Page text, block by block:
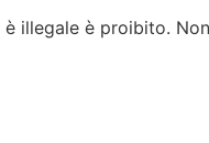
illegale è proibito.